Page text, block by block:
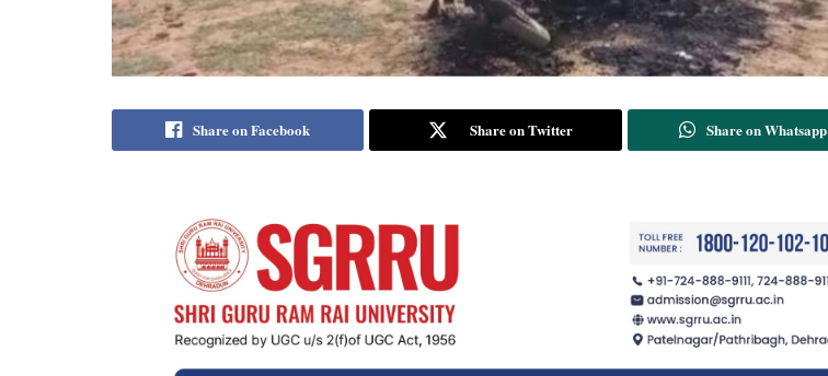
Share on Facebook Share on Twitter Share on Whatsapp